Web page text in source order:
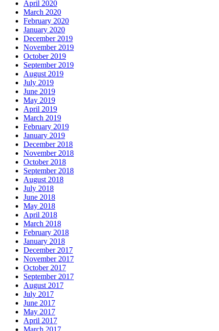
April 2020
March 2020
February 2020
January 2020
December 2019
November 2019
October 2019
September 2019
August 2019
July 2019
June 2019
May 2019
April 2019
March 2019
February 2019
January 2019
December 2018
November 2018
October 2018
September 2018
August 2018
July 2018
June 2018
May 2018
April 2018
March 2018
February 2018
January 2018
December 2017
November 2017
October 2017
September 2017
August 2017
July 2017
June 2017
May 2017
April 2017
March 2017